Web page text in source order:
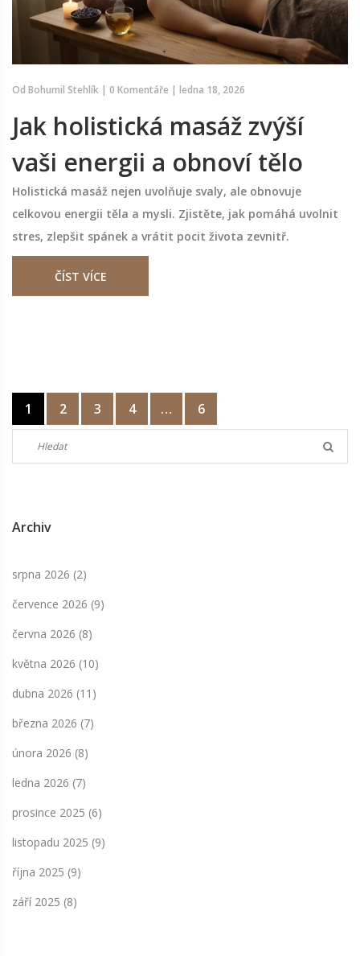
Od Bohumil Stehlík | 0 Komentáře | ledna 18, 2026
Jak holistická masáž zvýší
vaši energii a obnoví tělo
Holistická masáž nejen uvolňuje svaly, ale obnovuje
celkovou energii těla a mysli. Zjistěte, jak pomáhá uvolnit
stres, zlepšit spánek a vrátit pocit života zevnitř.
ČÍST VÍCE
1 2 3 4 … 6
Archiv
srpna 2026 (2)
července 2026 (9)
června 2026 (8)
května 2026 (10)
dubna 2026 (11)
března 2026 (7)
února 2026 (8)
ledna 2026 (7)
prosince 2025 (6)
listopadu 2025 (9)
října 2025 (9)
září 2025 (8)